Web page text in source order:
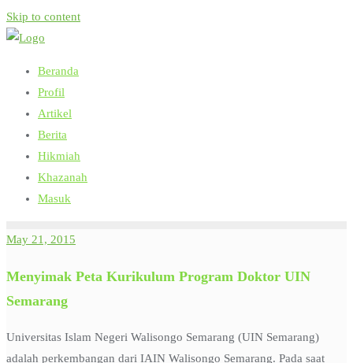
Skip to content
Beranda
Profil
Artikel
Berita
Hikmiah
Khazanah
Masuk
May 21, 2015
Menyimak Peta Kurikulum Program Doktor UIN
Semarang
Universitas Islam Negeri Walisongo Semarang (UIN Semarang)
adalah perkembangan dari IAIN Walisongo Semarang. Pada saat